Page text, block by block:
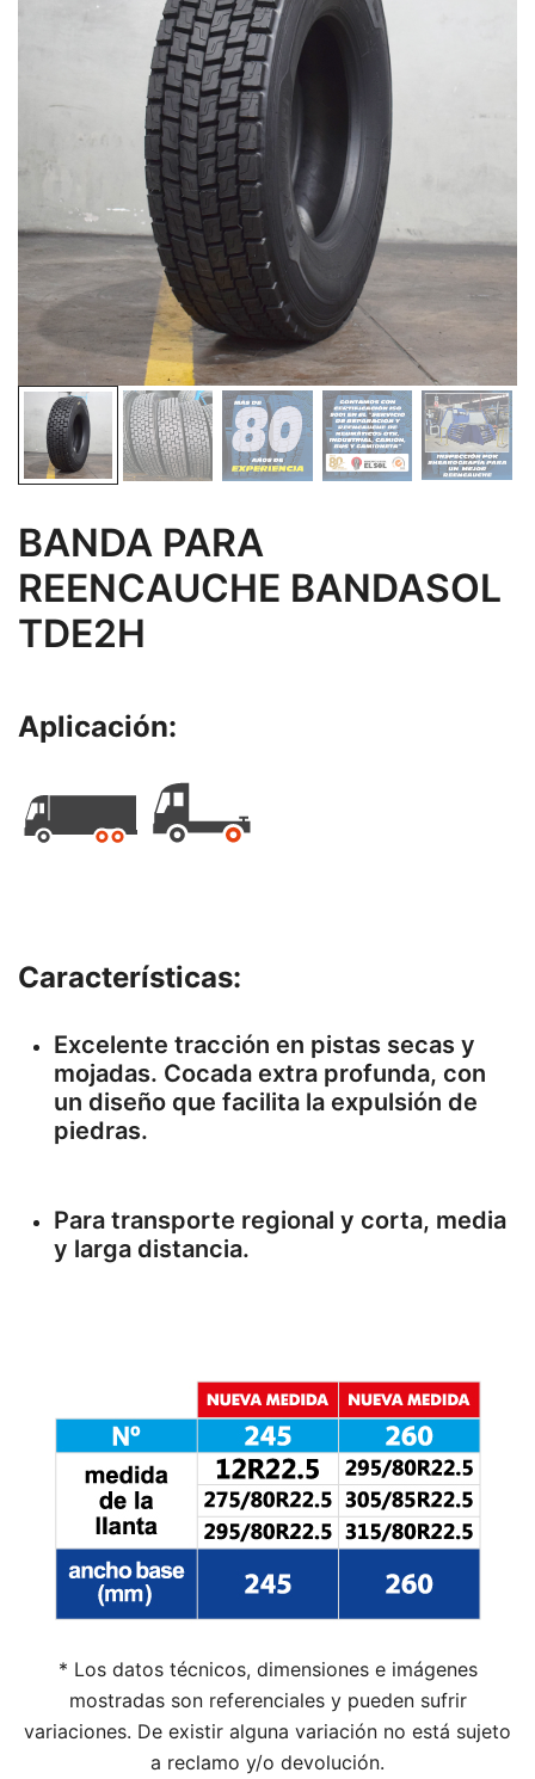
BANDA PARA
REENCAUCHE BANDASOL
TDE2H
Aplicación:
Características:
Excelente tracción en pistas secas y
mojadas. Cocada extra profunda, con
un diseño que facilita la expulsión de
piedras.
Para transporte regional y corta, media
y larga distancia.
* Los datos técnicos, dimensiones e imágenes
mostradas son referenciales y pueden sufrir
variaciones. De existir alguna variación no está sujeto
a reclamo y/o devolución.